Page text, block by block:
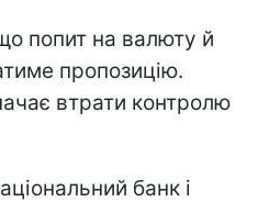
попит на валюту й
пропозицію.
втрати контролю
банк і